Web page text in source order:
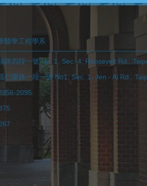
醫學工程學系
路四段一號 No. 1, Sec. 4, Roosevelt Rd.,
路一段一號 No1, Sec. 1, Jen - Ai Rd.,
2095